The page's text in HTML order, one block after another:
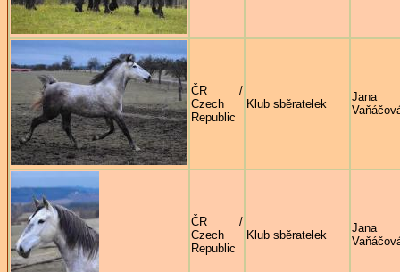
ČR /
Czech
Republic
Klub sběratelek
Jana
ČR /
Czech
Republic
Klub sběratelek
Jana